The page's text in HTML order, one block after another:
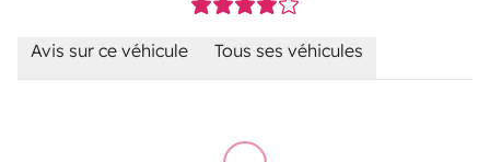
Avis sur ce véhicule Tous ses véhicules